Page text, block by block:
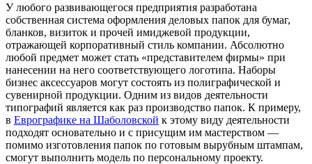
У любого развивающегося предприятия разработана
собственная система оформления деловых папок для бумаг,
бланков, визиток и прочей имиджевой продукции,
отражающей корпоративный стиль компании. Абсолютно
любой предмет может стать «представителем фирмы» при
нанесении на него соответствующего логотипа. Наборы
бизнес аксессуаров могут состоять из полиграфической и
сувенирной продукции. Одним из видов деятельности
типографий является как раз производство папок. К примеру,
в Еврографике на Шаболовской к этому виду деятельности
подходят основательно и с присущим им мастерством —
помимо изготовления папок по готовым вырубным штампам,
смогут выполнить модель по персональному проекту.